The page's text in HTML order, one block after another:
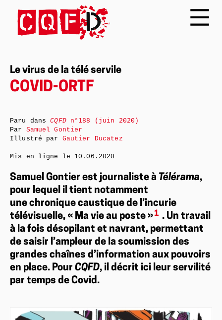
Le virus de la télé servile
COVID-ORTF
Samuel Gontier est journaliste à Télérama,
pour lequel il tient notamment
une chronique caustique de l’incurie
télévisuelle, « Ma vie au poste »1 . Un travail
à la fois désopilant et navrant, permettant
de saisir l’ampleur de la soumission des
grandes chaînes d’information aux pouvoirs
en place. Pour CQFD, il décrit ici leur servilité
par temps de Covid.
Paru dansCQFDn°188 (juin 2020)
Par Samuel Gontier
Illustré par Gautier Ducatez
Mis en ligne le 10.06.2020